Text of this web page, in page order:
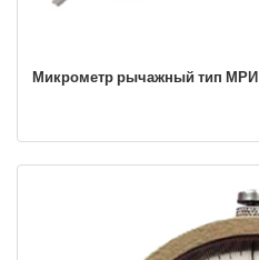
Микрометр рычажный тип МРИ